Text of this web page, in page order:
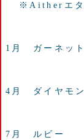
※Aitherエタ
1月 ガー
4月 ダイ
7月 ル